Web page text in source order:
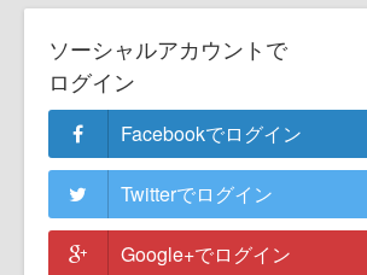
ソーシャルアカウントで
ログイン
Facebookでログイン
Twitterでログイン
Google+でログイン